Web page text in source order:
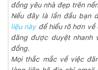
đồng yêu nhà đẹp trên
Nếu đây là lần đầu bạn
liệu nàyđể hiểu rõ hơn về
đăng được duyệt nhanh
đồng.
Mọi thắc mắc về việc